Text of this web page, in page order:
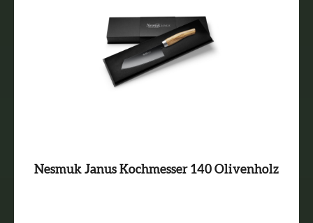
Nesmuk Janus Kochmesser 140 Olivenholz